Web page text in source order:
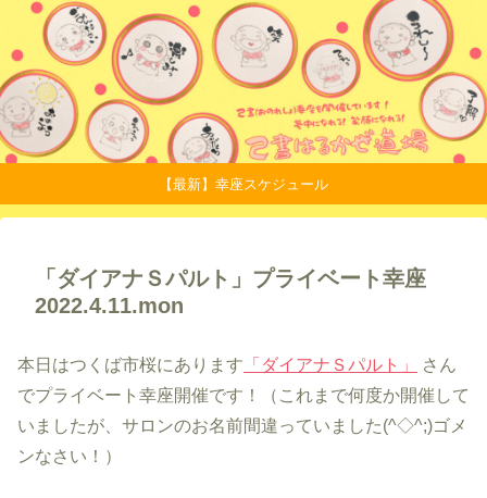
【最新】幸座スケジュール
「ダイアナＳパルト」プライベート幸座
2022.4.11.mon
本日はつくば市桜にあります 「ダイアナＳパルト」
さん
でプライベート幸座開催です！（これまで何度か開催して
いましたが、サロンのお名前間違っていました(^◇^;)ゴメ
ンなさい！）